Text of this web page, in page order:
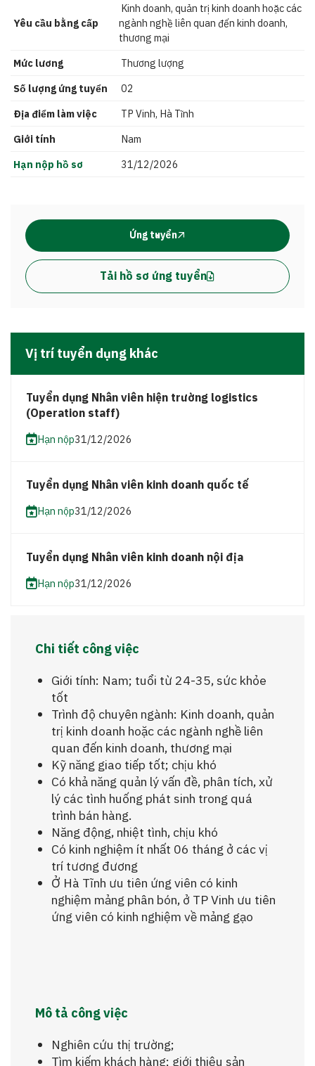
Yêu cầu bằng cấp
Kinh doanh, quản trị kinh doanh hoặc các
ngành nghề liên quan đến kinh doanh,
thương mại
Mức lương
Thương lượng
Số lượng ứng tuyển
02
Địa điểm làm việc
TP Vinh, Hà Tĩnh
Giới tính
Nam
Hạn nộp hồ sơ
31/12/2026
Chi tiết công việc
Giới tính: Nam; tuổi từ 24-35, sức khỏe
tốt
Trình độ chuyên ngành: Kinh doanh, quản
trị kinh doanh hoặc các ngành nghề liên
quan đến kinh doanh, thương mại
Kỹ năng giao tiếp tốt; chịu khó
Có khả năng quản lý vấn đề, phân tích, xử
lý các tình huống phát sinh trong quá
trình bán hàng.
Năng động, nhiệt tình, chịu khó
Có kinh nghiệm ít nhất 06 tháng ở các vị
trí tương đương
Ở Hà Tĩnh ưu tiên ứng viên có kinh
nghiệm mảng phân bón, ở TP Vinh ưu tiên
ứng viên có kinh nghiệm về mảng gạo
Mô tả công việc
Nghiên cứu thị trường;
Tìm kiếm khách hàng; giới thiệu sản
Ứng tuyển
Tải hồ sơ ứng tuyển
Vị trí tuyển dụng khác
Tuyển dụng Nhân viên hiện trường logistics
(Operation staff)
Hạn nộp31/12/2026
Tuyển dụng Nhân viên kinh doanh quốc tế
Hạn nộp31/12/2026
Tuyển dụng Nhân viên kinh doanh nội địa
Hạn nộp31/12/2026